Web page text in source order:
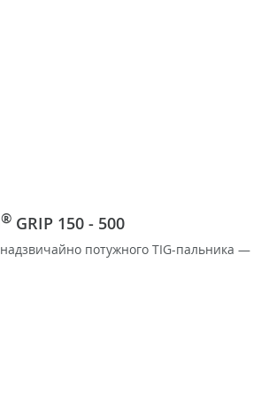
® GRIP 150 - 500
надзвичайно потужного TIG-